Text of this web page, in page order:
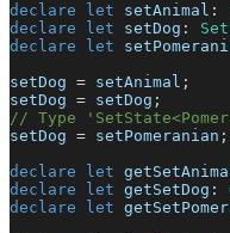
declare let setAnimal :
declare let setDog :
declare let
setDog = setAnimal ;
setDog = setDog ;
// Type
setDog = setPomeranian ;
declare let
declare let getSetDog :
declare let